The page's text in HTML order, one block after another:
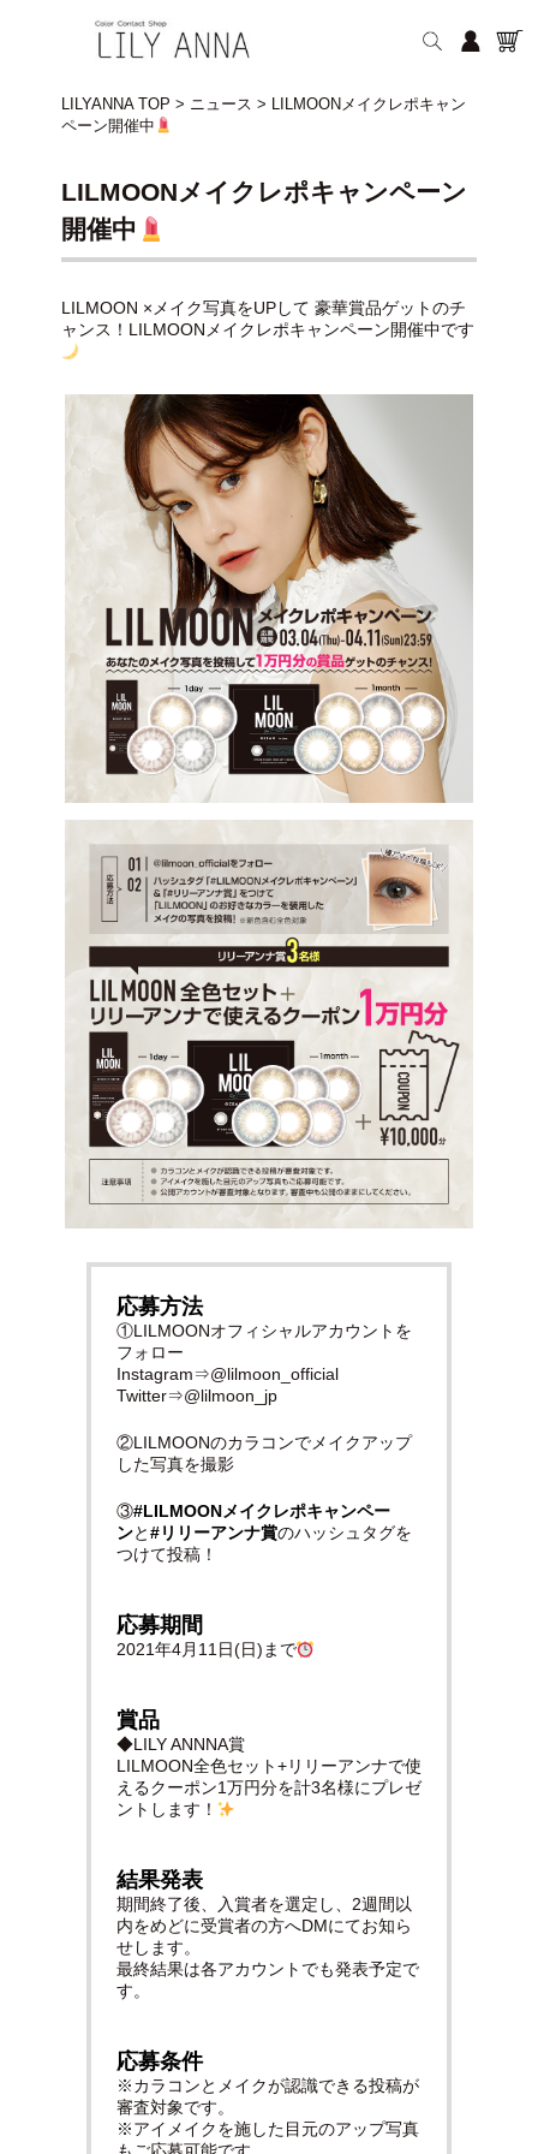
LILYANNA TOP > ニュース > LILMOONメイクレポキャン
ペーン開催中
LILMOONメイクレポキャンペーン
開催中
LILMOON ×メイク写真をUPして 豪華賞品ゲットのチ
ャンス！ LILMOONメイクレポキャンペーン開催中です
応募方法
①LILMOONオフィシャルアカウントを
フォロー
Instagram⇒@lilmoon_official
Twitter⇒@lilmoon_jp
②LILMOONのカラコンでメイクアップ
した写真を撮影
③#LILMOONメイクレポキャンペー
ンと#リリーアンナ賞のハッシュタグを
つけて投稿！
応募期間
2021年4月11日(日)まで
賞品
◆LILY ANNNA賞
LILMOON全色セット+リリーアンナで使
えるクーポン1万円分を計3名様にプレゼ
ントします！
結果発表
期間終了後、入賞者を選定し、2週間以
内を めどに 受賞者の方へDMにてお知ら
せします。
最終結果は各アカウントでも発表予定で
す。
応募条件
※カラコンとメイクが認識できる投稿が
審査対象です。
※アイメイクを施した目元のアップ写真